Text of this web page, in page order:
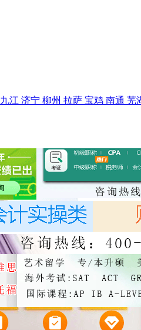
九江 济宁 柳州 拉萨 宝鸡 南通 芜